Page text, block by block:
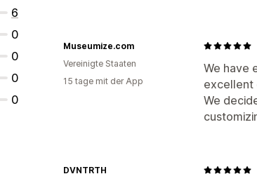
6
0
0
0
0
We have
excellent
We
Museumize.com
Vereinigte Staaten
15 tage mit der App
DVNTRTH